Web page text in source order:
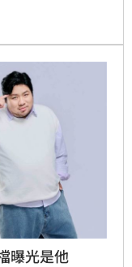
驚喜加入。而
過15萬，網友直
曝光是他